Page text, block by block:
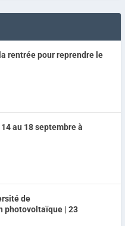
rentrée pour reprendre le
14 au 18 septembre à
de
photovoltaïque | 23